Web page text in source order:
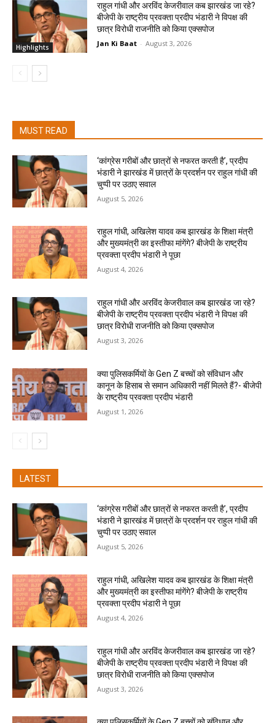
Highlights
राहुल गांधी और अरविंद केजरीवाल कब झारखंड जा रहे?
बीजेपी के राष्ट्रीय प्रवक्ता प्रदीप भंडारी ने विपक्ष की
छात्र विरोधी राजनीति को किया एक्सपोज
Jan Ki Baat - August 3, 2026
MUST READ
‘कांग्रेस गरीबों और छात्रों से नफरत करती है’, प्रदीप
भंडारी ने झारखंड में छात्रों के प्रदर्शन पर राहुल गांधी की
चुप्पी पर उठाए सवाल
August 5, 2026
राहुल गांधी, अखिलेश यादव कब झारखंड के शिक्षा मंत्री
और मुख्यमंत्री का इस्तीफा मांगेंगे? बीजेपी के राष्ट्रीय
प्रवक्ता प्रदीप भंडारी ने पूछा
August 4, 2026
राहुल गांधी और अरविंद केजरीवाल कब झारखंड जा रहे?
बीजेपी के राष्ट्रीय प्रवक्ता प्रदीप भंडारी ने विपक्ष की
छात्र विरोधी राजनीति को किया एक्सपोज
August 3, 2026
क्या पुलिसकर्मियों के Gen Z बच्चों को संविधान और
कानून के हिसाब से समान अधिकारी नहीं मिलते हैं?- बीजेपी
के राष्ट्रीय प्रवक्ता प्रदीप भंडारी
August 1, 2026
LATEST
‘कांग्रेस गरीबों और छात्रों से नफरत करती है’, प्रदीप
भंडारी ने झारखंड में छात्रों के प्रदर्शन पर राहुल गांधी की
चुप्पी पर उठाए सवाल
August 5, 2026
राहुल गांधी, अखिलेश यादव कब झारखंड के शिक्षा मंत्री
और मुख्यमंत्री का इस्तीफा मांगेंगे? बीजेपी के राष्ट्रीय
प्रवक्ता प्रदीप भंडारी ने पूछा
August 4, 2026
राहुल गांधी और अरविंद केजरीवाल कब झारखंड जा रहे?
बीजेपी के राष्ट्रीय प्रवक्ता प्रदीप भंडारी ने विपक्ष की
छात्र विरोधी राजनीति को किया एक्सपोज
August 3, 2026